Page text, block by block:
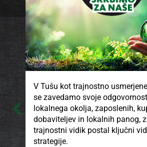
V Tušu kot trajnostno
se zavedamo svoje
lokalnega okolja, zaposlenih,
dobaviteljev in lokalnih panog,
trajnostni vidik postal ključni
strategije.